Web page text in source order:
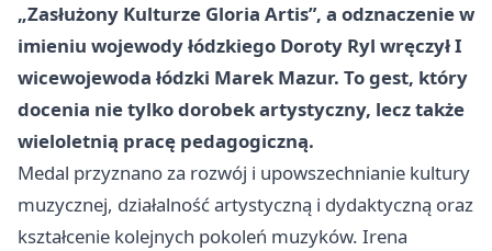
„Zasłużony Kulturze Gloria Artis”, a odznaczenie w
imieniu wojewody łódzkiego Doroty Ryl wręczył I
wicewojewoda łódzki Marek Mazur. To gest, który
docenia nie tylko dorobek artystyczny, lecz także
wieloletnią pracę pedagogiczną.
Medal przyznano za rozwój i upowszechnianie kultury
muzycznej, działalność artystyczną i dydaktyczną oraz
kształcenie kolejnych pokoleń muzyków. Irena